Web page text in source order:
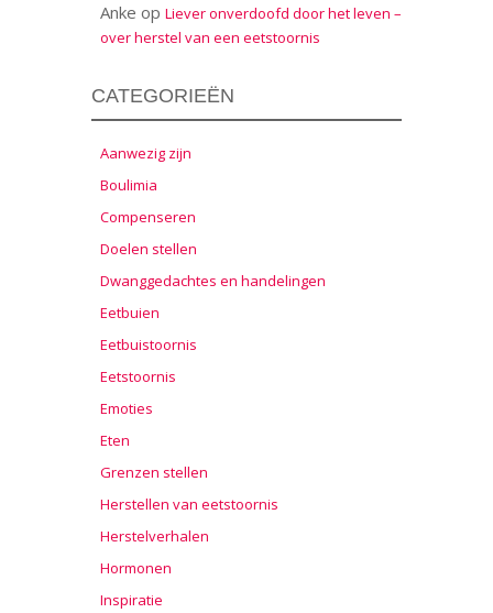
Anke op Liever onverdoofd door het leven –
over herstel van een eetstoornis
CATEGORIEËN
Aanwezig zijn
Boulimia
Compenseren
Doelen stellen
Dwanggedachtes en handelingen
Eetbuien
Eetbuistoornis
Eetstoornis
Emoties
Eten
Grenzen stellen
Herstellen van eetstoornis
Herstelverhalen
Hormonen
Inspiratie